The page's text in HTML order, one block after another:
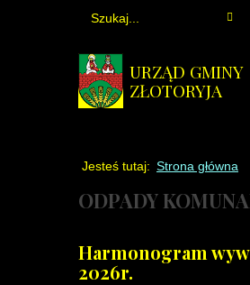
URZĄD GMINY
ZŁOTORYJA
Jesteś tutaj: Strona główna
ODPADY
Harmonogram
2026r.